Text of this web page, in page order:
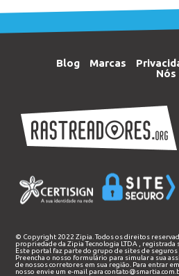
Blog Marcas
Nós
© Copyright 2022 Zipia. Todos os direitos
propriedade daZipia Tecnologia LTDA
, registrada
Este portal faz parte do grupo de sites de seguros
Preencha o nosso formulário para simular a sua
de nossos corretores em sua região. Para entrar
nosso envie um e-mail para